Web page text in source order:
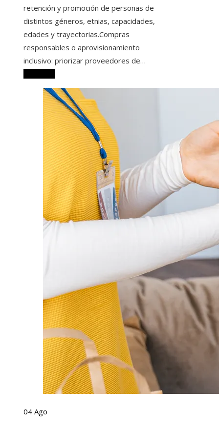
retención y promoción de personas de
distintos géneros, etnias, capacidades,
edades y trayectorias.Compras
responsables o aprovisionamiento
inclusivo: priorizar proveedores de…
04 Ago